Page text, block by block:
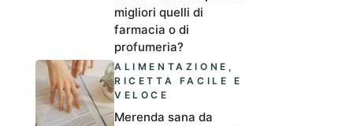
migliori quelli di
farmacia o di
profumeria?
ALIMENTAZIONE ,
RICETTA FACILE E
VELOCE
Merenda sana da